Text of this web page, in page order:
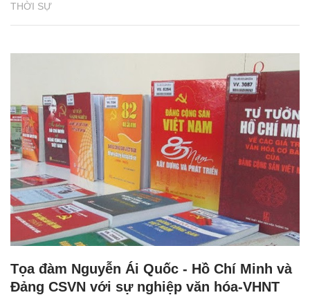
THỜI SỰ
Tọa đàm Nguyễn Ái Quốc - Hồ Chí Minh và
Đảng CSVN với sự nghiệp văn hóa-VHNT